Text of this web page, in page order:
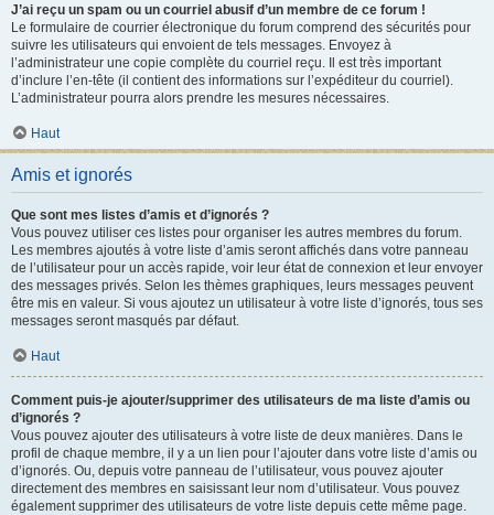
J’ai reçu un spam ou un courriel abusif d’un membre de ce forum !
Le formulaire de courrier électronique du forum comprend des sécurités pour
suivre les utilisateurs qui envoient de tels messages. Envoyez à
l’administrateur une copie complète du courriel reçu. Il est très important
d’inclure l’en-tête (il contient des informations sur l’expéditeur du courriel).
L’administrateur pourra alors prendre les mesures nécessaires.
Haut
Amis et ignorés
Que sont mes listes d’amis et d’ignorés ?
Vous pouvez utiliser ces listes pour organiser les autres membres du forum.
Les membres ajoutés à votre liste d’amis seront affichés dans votre panneau
de l’utilisateur pour un accès rapide, voir leur état de connexion et leur envoyer
des messages privés. Selon les thèmes graphiques, leurs messages peuvent
être mis en valeur. Si vous ajoutez un utilisateur à votre liste d’ignorés, tous ses
messages seront masqués par défaut.
Haut
Comment puis-je ajouter/supprimer des utilisateurs de ma liste d’amis ou
d’ignorés ?
Vous pouvez ajouter des utilisateurs à votre liste de deux manières. Dans le
profil de chaque membre, il y a un lien pour l’ajouter dans votre liste d’amis ou
d’ignorés. Ou, depuis votre panneau de l’utilisateur, vous pouvez ajouter
directement des membres en saisissant leur nom d’utilisateur. Vous pouvez
également supprimer des utilisateurs de votre liste depuis cette même page.